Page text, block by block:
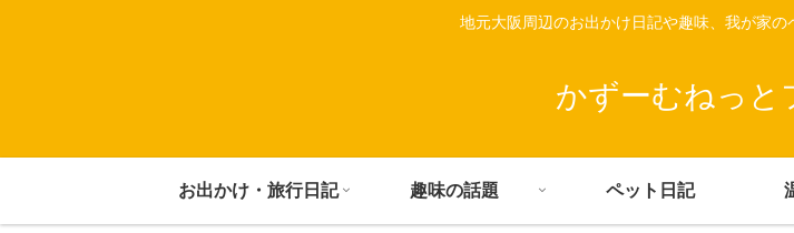
地元大阪周辺のお出かけ日記や趣味、我が家
かずーむねっと
お出かけ・旅行日記 趣味の話題 ペット日記